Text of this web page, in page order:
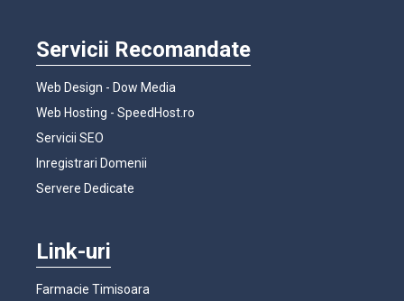
Servicii Recomandate
Web Design - Dow Media
Web Hosting - SpeedHost.ro
Servicii SEO
Inregistrari Domenii
Servere Dedicate
Link-uri
Farmacie Timisoara